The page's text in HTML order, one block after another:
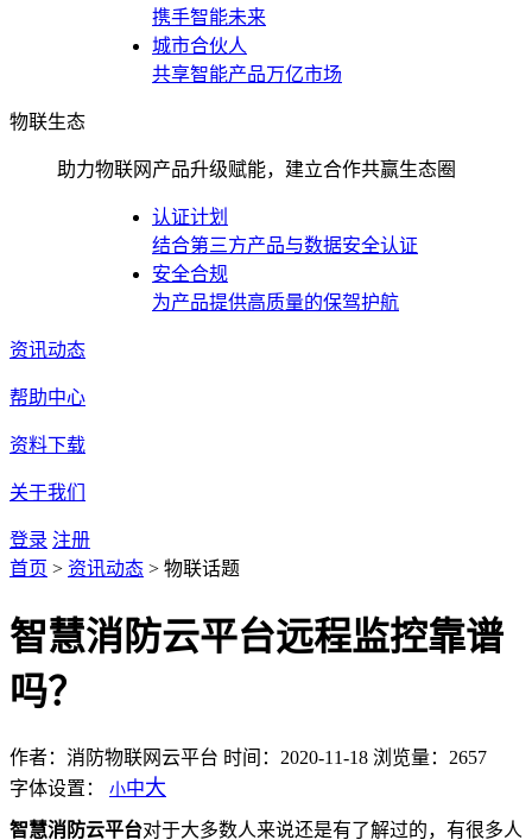
携手智能未来
城市合伙人
共享智能产品万亿市场
物联生态
助力物联网产品升级赋能，建立合作共赢生态圈
认证计划
结合第三方产品与数据安全认证
安全合规
为产品提供高质量的保驾护航
资讯动态
帮助中心
资料下载
关于我们
登录 注册
首页 > 资讯动态 > 物联话题
智慧消防云平台远程监控靠谱
吗？
作者：消防物联网云平台 时间：2020-11-18 浏览量：2657
字体设置： 小中大
智慧消防云平台对于大多数人来说还是有了解过的，有很多人